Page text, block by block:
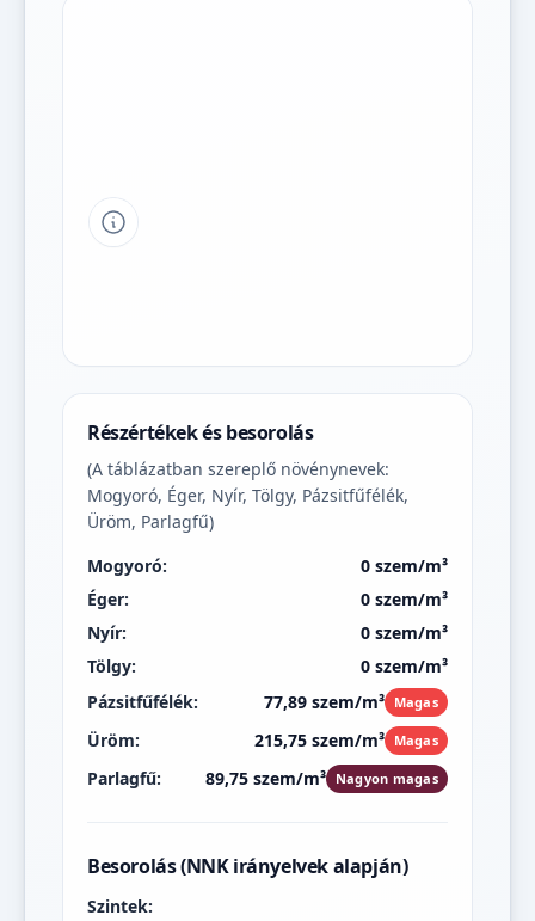
Tipp a grafikon jelmagyarázatához
Részértékek és besorolás
(A táblázatban szereplő növénynevek:
Mogyoró, Éger, Nyír, Tölgy, Pázsitfűfélék,
Üröm, Parlagfű)
Mogyoró:
0 szem/m³
Éger:
0 szem/m³
Nyír:
0 szem/m³
Tölgy:
0 szem/m³
Pázsitfűfélék:
77,89 szem/m³ Magas
Üröm: 215,75 szem/m³ Magas
Parlagfű: 89,75 szem/m³ Nagyon magas
Besorolás (NNK irányelvek alapján)
Szintek: